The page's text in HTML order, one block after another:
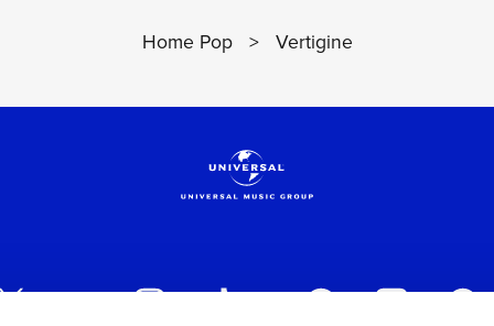
Home Pop > Vertigine